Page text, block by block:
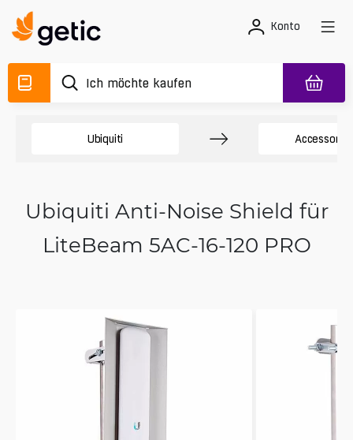
Konto
Ubiquiti Accessory
Ubiquiti Anti-Noise Shield für
LiteBeam 5AC-16-120 PRO